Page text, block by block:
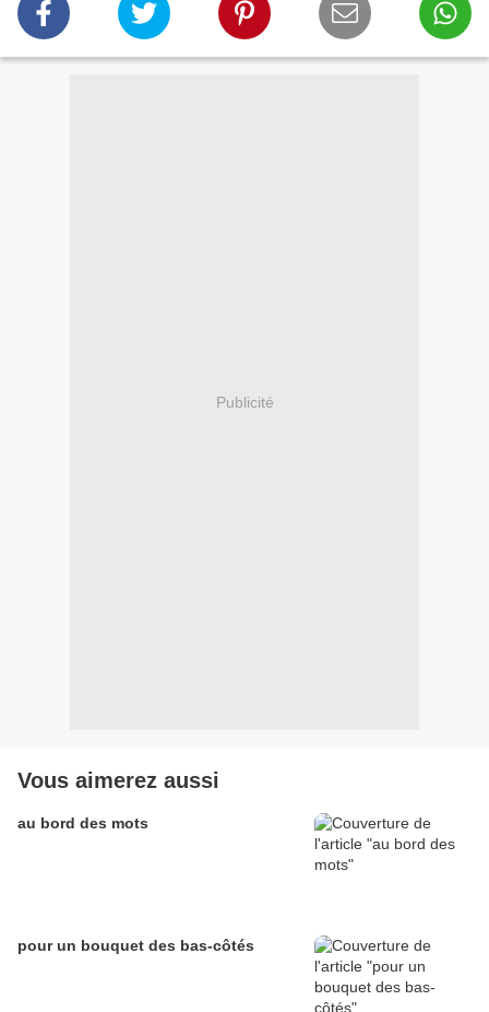
Publicité
Vous aimerez aussi
au bord des mots
pour un bouquet des bas-côtés